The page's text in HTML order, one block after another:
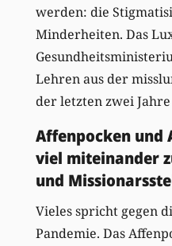
werden: die
Minderheiten. Das
Lehren aus der
der letzten zwei
Affenpocken und
viel miteinander
und
Vieles spricht gegen
Pandemie. Das